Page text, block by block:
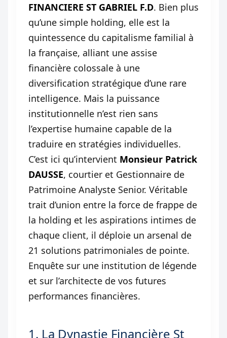
FINANCIERE ST GABRIEL F.D. Bien plus
qu’une simple holding, elle est la
quintessence du capitalisme familial à
la française, alliant une assise
financière colossale à une
diversification stratégique d’une rare
intelligence. Mais la puissance
institutionnelle n’est rien sans
l’expertise humaine capable de la
traduire en stratégies individuelles.
C’est ici qu’intervient Monsieur Patrick
DAUSSE, courtier et Gestionnaire de
Patrimoine Analyste Senior. Véritable
trait d’union entre la force de frappe de
la holding et les aspirations intimes de
chaque client, il déploie un arsenal de
21 solutions patrimoniales de pointe.
Enquête sur une institution de légende
et sur l’architecte de vos futures
performances financières.
1. La Dynastie Financière St